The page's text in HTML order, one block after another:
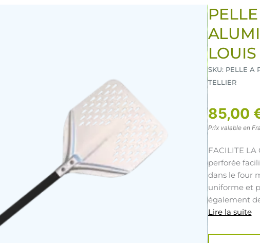
LOUIS
SKU: PELLE A
TELLIER
85,00
Prix valable en
FACILITE LA
perforée
dans le four
uniforme et
également
Lire la suite
de